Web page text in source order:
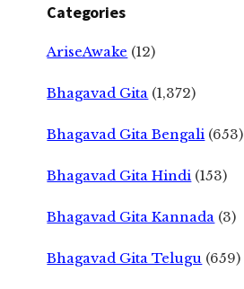
Categories
AriseAwake (12)
Bhagavad Gita (1,372)
Bhagavad Gita Bengali (653)
Bhagavad Gita Hindi (153)
Bhagavad Gita Kannada (3)
Bhagavad Gita Telugu (659)